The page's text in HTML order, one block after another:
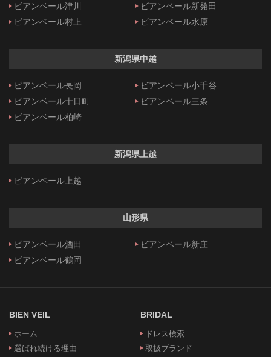
ビアンベール津川
ビアンベール新発田
ビアンベール村上
ビアンベール水原
新潟県中越
ビアンベール長岡
ビアンベール小千谷
ビアンベール十日町
ビアンベール三条
ビアンベール柏崎
新潟県上越
ビアンベール上越
山形県
ビアンベール酒田
ビアンベール新庄
ビアンベール鶴岡
BIEN VEIL
ホーム
選ばれ続ける理由
BRIDAL
ドレス検索
取扱ブランド